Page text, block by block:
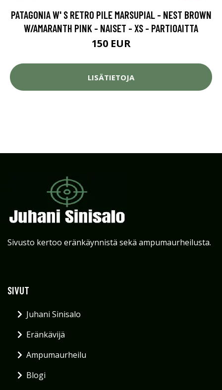
PATAGONIA W' S RETRO PILE MARSUPIAL - NEST BROWN
W/AMARANTH PINK - NAISET - XS - PARTIOAITTA
150 EUR
LISÄTIETOJA
Sivusto kertoo eränkäynnistä sekä ampumaurheilusta.
SIVUT
Juhani Sinisalo
Eränkävijä
Ampumaurheilu
Blogi